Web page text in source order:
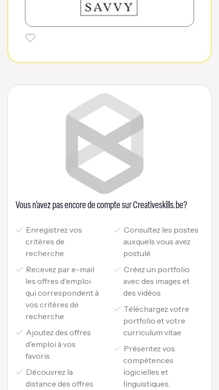
Vous n'avez pas encore de compte sur Creativeskills.be?
Enregistrez vos
critères de
recherche
Recevez par e-mail
les offres d'emploi
qui correspondent à
vos critères de
recherche
Ajoutez des offres
d'emploi à vos
favoris
Découvrez la
distance des offres
Consultez les postes
auxquels vous avez
postulé
Créez un portfolio
avec des images et
des vidéos
Téléchargez votre
portfolio et votre
curriculum vitae
Présentez vos
compétences
logicielles et
linguistiques.